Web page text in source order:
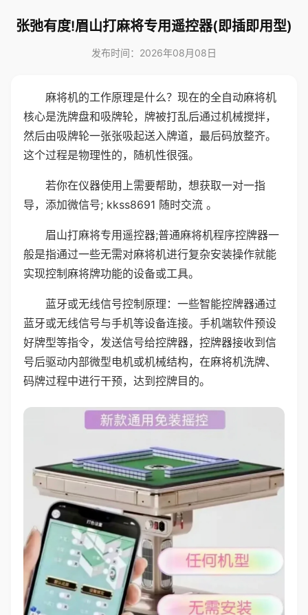
张弛有度!眉山打麻将专用遥控器(即插即用型)
发布时间：2026年08月08日
麻将机的工作原理是什么？现在的全自动麻将机
核心是洗牌盘和吸牌轮，牌被打乱后通过机械搅拌，
然后由吸牌轮一张张吸起送入牌道，最后码放整齐。
这个过程是物理性的，随机性很强。
若你在仪器使用上需要帮助，想获取一对一指
导，添加微信号; kkss8691 随时交流 。
眉山打麻将专用遥控器;普通麻将机程序控牌器一
般是指通过一些无需对麻将机进行复杂安装操作就能
实现控制麻将牌功能的设备或工具。
蓝牙或无线信号控制原理：一些智能控牌器通过
蓝牙或无线信号与手机等设备连接。手机端软件预设
好牌型等指令，发送信号给控牌器，控牌器接收到信
号后驱动内部微型电机或机械结构，在麻将机洗牌、
码牌过程中进行干预，达到控牌目的。